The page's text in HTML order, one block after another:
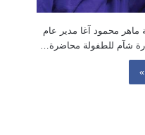
ماهر محمود آغا مدير عام
شآم للطفولة محاضرة…